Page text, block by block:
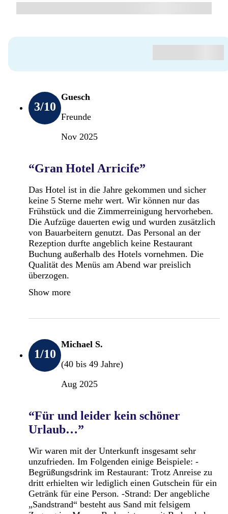
3/10
Guesch
Freunde
Nov 2025
“Gran Hotel Arricife”
Das Hotel ist in die Jahre gekommen und sicher
keine 5 Sterne mehr wert. Wir können nur das
Frühstück und die Zimmerreinigung hervorheben.
Die Aufzüge dauerten ewig und wurden zusätzlich
von Bauarbeitern genutzt. Das Personal an der
Rezeption durfte angeblich keine Restaurant
Buchung außerhalb des Hotels vornehmen. Die
Qualität des Menüs am Abend war preislich
überzogen.
Show more
1/10
Michael S.
(40 bis 49 Jahre)
Aug 2025
“Für und leider kein schöner
Urlaub…”
Wir waren mit der Unterkunft insgesamt sehr
unzufrieden. Im Folgenden einige Beispiele: -
Begrüßungsdrink im Restaurant: Trotz Anreise zu
dritt erhielten wir lediglich einen Gutschein für ein
Getränk für eine Person. -Strand: Der angebliche
„Sandstrand“ besteht aus Sand mit felsigem